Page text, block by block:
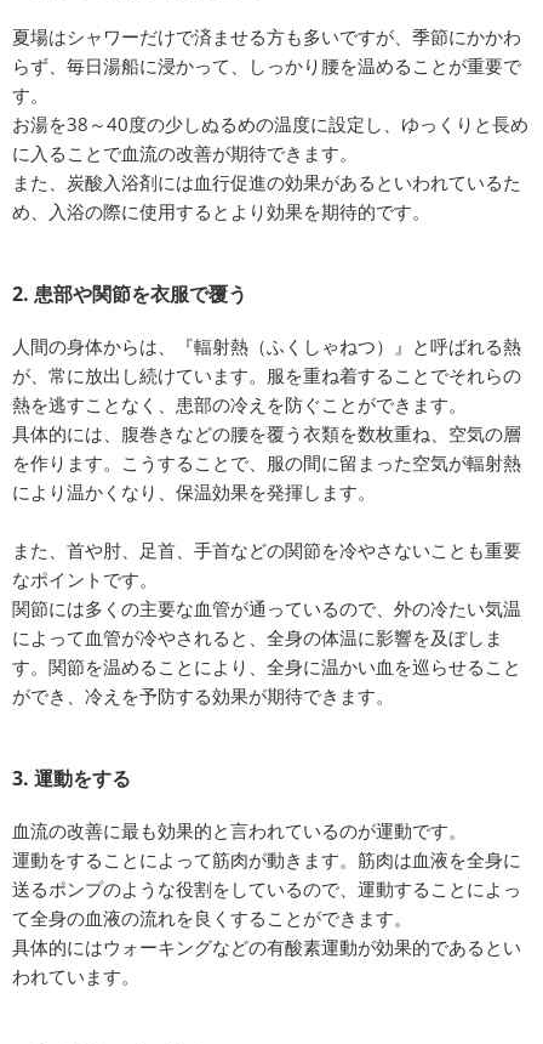
夏場はシャワーだけで済ませる方も多いですが、季節にかかわ
らず、毎日湯船に浸かって、しっかり腰を温めることが重要で
す。
お湯を38～40度の少しぬるめの温度に設定し、ゆっくりと長め
に入ることで血流の改善が期待できます。
また、炭酸入浴剤には血行促進の効果があるといわれているた
め、入浴の際に使用するとより効果を期待的です。
2. 患部や関節を衣服で覆う
人間の身体からは、『輻射熱（ふくしゃねつ）』と呼ばれる熱
が、常に放出し続けています。服を重ね着することでそれらの
熱を逃すことなく、患部の冷えを防ぐことができます。
具体的には、腹巻きなどの腰を覆う衣類を数枚重ね、空気の層
を作ります。こうすることで、服の間に留まった空気が輻射熱
により温かくなり、保温効果を発揮します。
また、首や肘、足首、手首などの関節を冷やさないことも重要
なポイントです。
関節には多くの主要な血管が通っているので、外の冷たい気温
によって血管が冷やされると、全身の体温に影響を及ぼしま
す。関節を温めることにより、全身に温かい血を巡らせること
ができ、冷えを予防する効果が期待できます。
3. 運動をする
血流の改善に最も効果的と言われているのが運動です。
運動をすることによって筋肉が動きます。筋肉は血液を全身に
送るポンプのような役割をしているので、運動することによっ
て全身の血液の流れを良くすることができます。
具体的にはウォーキングなどの有酸素運動が効果的であるとい
われています。